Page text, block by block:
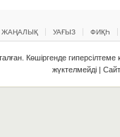
ЖАҢАЛЫҚ УАҒЫЗ ФИҚҺ
Көшіргенде гиперсілтеме
жүктелмейді |